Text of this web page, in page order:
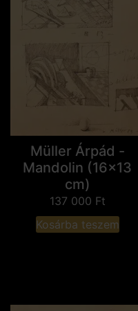
Müller Árpád -
Mandolin (16x13
cm)
137 000 Ft
Kosárba teszem